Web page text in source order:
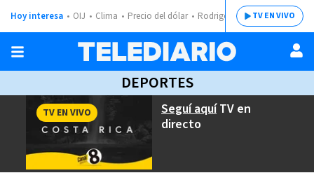
Hoy interesa OIJ Clima Precio del dólar Rodrigo ChavesTV EN VIVO
DEPORTES
Seguí aquíTV en
directo
TV EN VIVO